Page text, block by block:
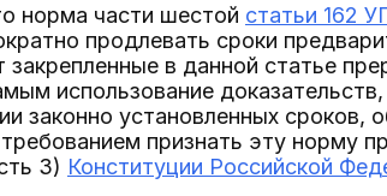
норма части шестой статьи 162
продлевать сроки
в данной статье
использование
законно установленных сроков,
признать эту норму
3) Конституции Российской